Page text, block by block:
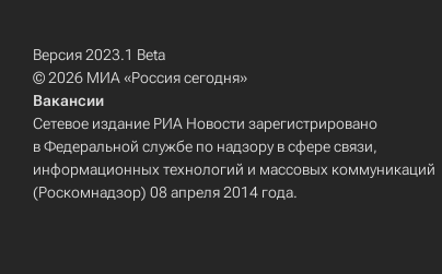
Версия 2023.1 Beta
© 2026 МИА «Россия сегодня»
Вакансии
Сетевое издание РИА Новости зарегистрировано
в Федеральной службе по надзору в сфере связи,
информационных технологий и массовых коммуникаций
(Роскомнадзор) 08 апреля 2014 года.